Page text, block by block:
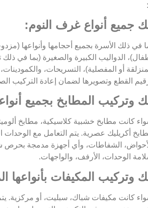
جميع أنواع غرف النوم:
في ذلك الأسرة بجميع أحجامها وأنواعها
الدواليب الكبيرة والصغيرة (بما في ذلك
أو المفصلية)، التسريحات،
القطع وتصويرها لضمان إعادة التركيب
وتركيب المطابخ بجميع
كانت مطابخ خشبية كلاسيكية، مطابخ
أكريليك عصرية. يتم التعامل مع الوحدات
الشفاطات، وأي أجهزة مدمجة بحرص
الوحدات، الأرفف، والواجهات.
وتركيب المكيفات بأنواعها
كانت مكيفات شباك، سبليت، أو مركزية.